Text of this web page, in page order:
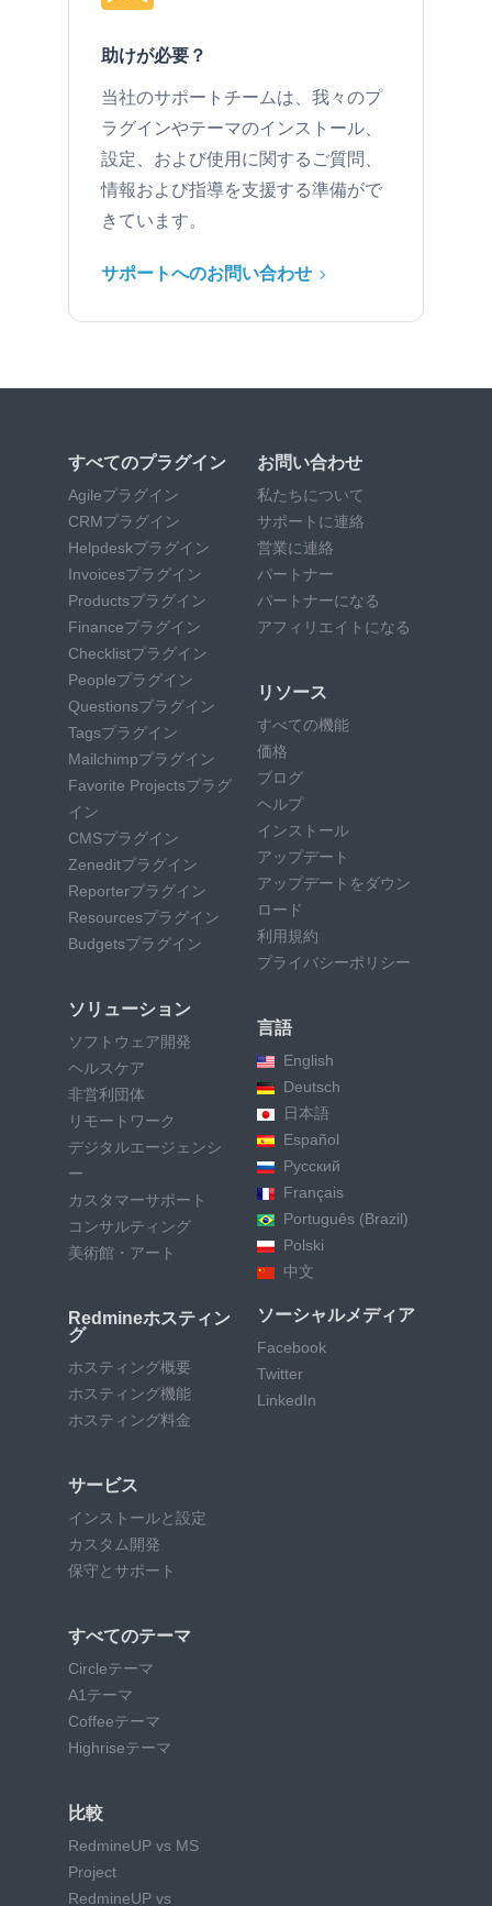
助けが必要？
当社のサポートチームは、我々のプ
ラグインやテーマのインストール、
設定、および使用に関するご質問、
情報および指導を支援する準備がで
きています。
サポートへのお問い合わせ
すべてのプラグイン
Agileプラグイン
CRMプラグイン
Helpdeskプラグイン
Invoicesプラグイン
Productsプラグイン
Financeプラグイン
Checklistプラグイン
Peopleプラグイン
Questionsプラグイン
Tagsプラグイン
Mailchimpプラグイン
Favorite Projectsプラグ
イン
CMSプラグイン
Zeneditプラグイン
Reporterプラグイン
Resourcesプラグイン
Budgetsプラグイン
ソリューション
ソフトウェア開発
ヘルスケア
非営利団体
リモートワーク
デジタルエージェンシ
ー
カスタマーサポート
コンサルティング
美術館・アート
Redmineホスティン
グ
ホスティング概要
ホスティング機能
ホスティング料金
サービス
インストールと設定
カスタム開発
保守とサポート
すべてのテーマ
Circleテーマ
A1テーマ
Coffeeテーマ
Highriseテーマ
比較
RedmineUP vs MS
Project
RedmineUP vs
お問い合わせ
私たちについて
サポートに連絡
営業に連絡
パートナー
パートナーになる
アフィリエイトになる
リソース
すべての機能
価格
ブログ
ヘルプ
インストール
アップデート
アップデートをダウン
ロード
利用規約
プライバシーポリシー
言語
English
Deutsch
日本語
Español
Русский
Français
Português (Brazil)
Polski
中文
ソーシャルメディア
Facebook
Twitter
LinkedIn